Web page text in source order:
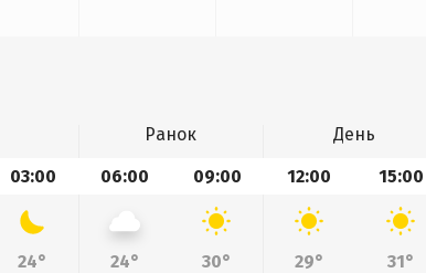
Ранок День
03:00 06:00 09:00 12:00 15:00
24° 24° 30° 29° 31°